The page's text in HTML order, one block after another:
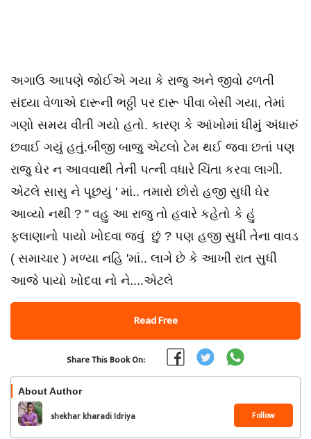
અગાઉ આપણે જોઈએ ગયા કે રાજુ અને જીવો ઢળતી
સંધ્યા વેળાએ દારૂની ભઠ્ઠી પર દારૂ પીવા બેસી ગયા, તેમાં
ગણો સમય વીતી ગયો હતો. કારણ કે આંખોમાં ધીમું અંધારું
છવાઈ ગયું હતું.બીજી બાજુ એટલો ટેમ થઈ જવા છતાં પણ
રાજુ ઘેર ન આવવાથી તેની પત્ની વધારે ચિંતા કરવા લાગી.
એટલે સાસુ ને પૂછયું ' માં.. તમારો છોરો હજી સુધી ઘેર
આવ્યો નથી ? '' વહુ આ રાજુ તો હવારે કહેતો કે હું
ફલાણાનો પાયો ખોદવા જવું છું ? પણ હજી સુધી તેના વાવડ
( સમાચાર ) મળ્યા નહિ 'માં.. લાગે છે કે આખી રાત સુધી
આજે પાયો ખોદવા નો ને....એટલે
Read Free
Share This Book On:
About Author
shekhar kharadi Idriya Follow